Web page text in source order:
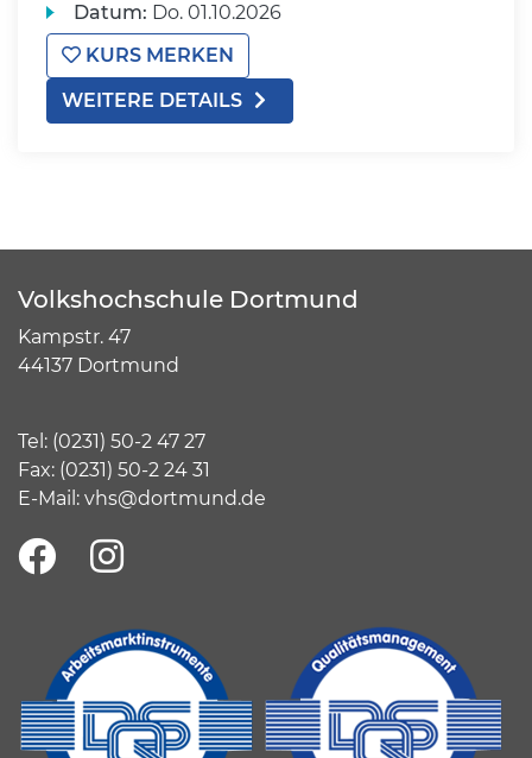
Datum: Do. 01.10.2026
KURS MERKEN
WEITERE DETAILS
Volkshochschule Dortmund
Kampstr. 47
44137 Dortmund
Tel: (0231) 50-2 47 27
Fax: (0231) 50-2 24 31
E-Mail: vhs@dortmund.de